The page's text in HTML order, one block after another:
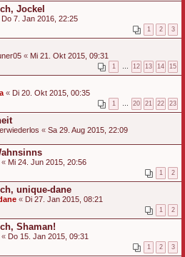
Jockel
Do 7. Jan 2016, 22:25
1 2 3
« Mi 21. Okt 2015, 09:31
1 12 13 14 15
« Di 20. Okt 2015, 00:35
1 20 21 22 23
« Sa 29. Aug 2015, 22:09
« Mi 24. Jun 2015, 20:56
1 2
unique-dane
« Di 27. Jan 2015, 08:21
1 2
Shaman!
« Do 15. Jan 2015, 09:31
1 2 3